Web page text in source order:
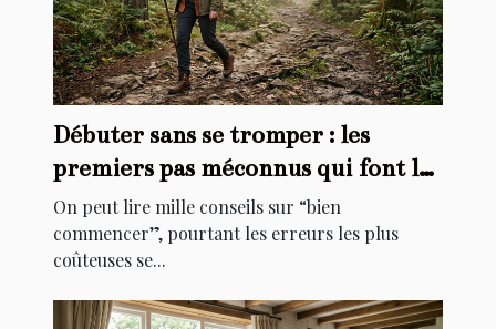
Débuter sans se tromper : les
premiers pas méconnus qui font la
différence
On peut lire mille conseils sur “bien
commencer”, pourtant les erreurs les plus
coûteuses se...